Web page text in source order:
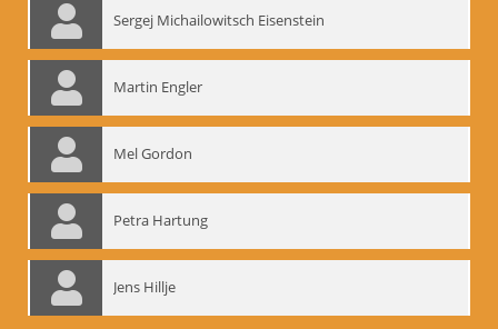
Sergej Michailowitsch Eisenstein
Martin Engler
Mel Gordon
Petra Hartung
Jens Hillje